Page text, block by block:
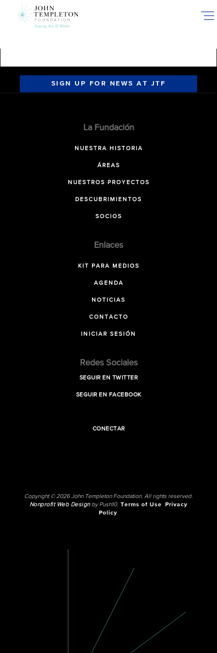
SIGN UP FOR NEWS AT JTF
La Fundación
NUESTRA HISTORIA
ÁREAS
NUESTROS PROYECTOS
DESCUBRIMIENTOS
SOCIOS
Enlaces
KIT PARA MEDIOS
AGENDA
NOTICIAS
CONTACTO
INICIAR SESIÓN
Redes Sociales
SEGUIR EN TWITTER
SEGUIR EN FACEBOOK
CONECTAR
Copyright © 2026 John Templeton Foundation. All rights reserved.
Nonprofit Web Designby Push10. Terms of Use
Privacy
Policy